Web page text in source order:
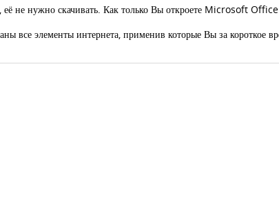
не нужно скачивать. Как только Вы откроете Microsoft
элементы интернета, применив которые Вы за короткое